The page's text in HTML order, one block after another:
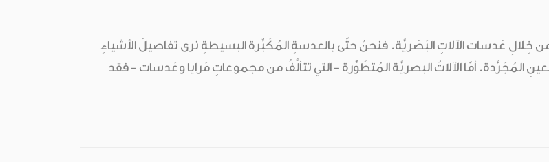
من خِلالِ عَدسات الآلاتِ البَصَريَّة. فنحنُ حتّى بالعدسةِ المُكَبِّرة البسيطةِ نرى تفاصيلَ الأشياءِ
المُجَرَّدة. أمّا الآلاتُ البصريَّة المُتطَوِّرة - التي تتألَّفُ من مجموعاتِ مَرايا وعَدسات - فقد